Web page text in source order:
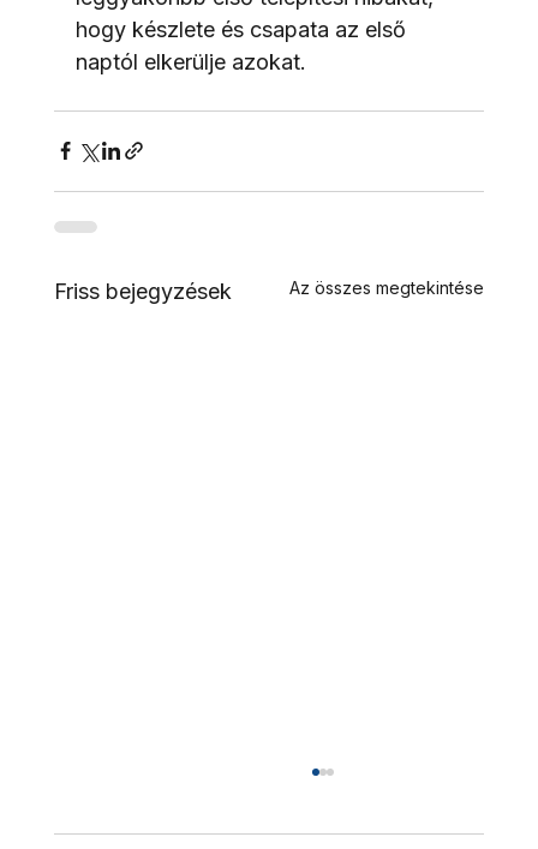
hogy készlete és csapata az első
naptól elkerülje azokat.
Friss bejegyzések Az összes megtekintése